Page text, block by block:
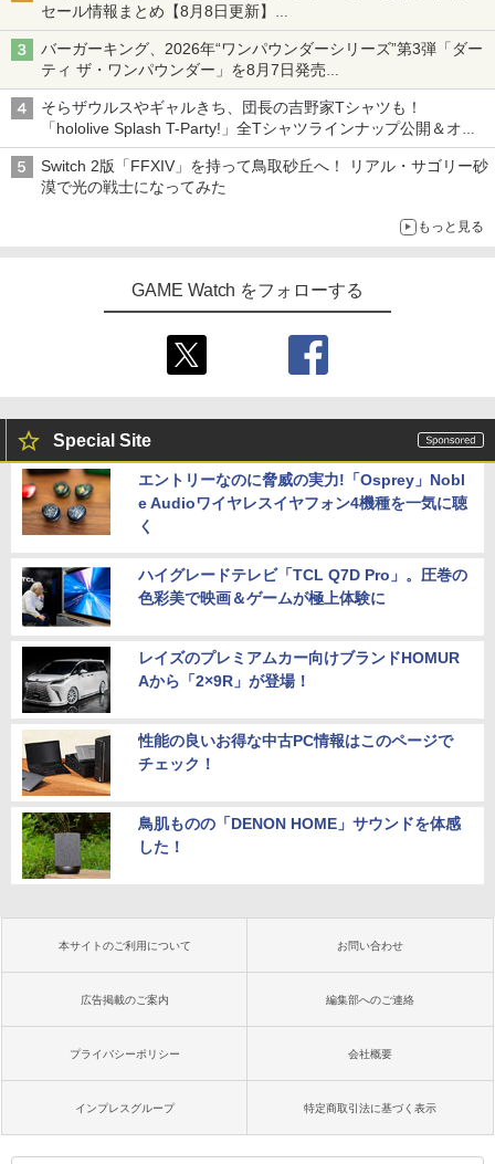
セール情報まとめ【8月8日更新】
ニンテンドーeショップでは「大神 絶景版」が67%オフで990円
バーガーキング、2026年“ワンパウンダーシリーズ”第3弾「ダー
ティ ザ・ワンパウンダー」を8月7日発売
「特製ガーリックマヨソース」を使用した超大型チーズバーガー
そらザウルスやギャルきち、団長の吉野家Tシャツも！
「hololive Splash T-Party!」全Tシャツラインナップ公開＆オン
ライン販売開始
Switch 2版「FFXIV」を持って鳥取砂丘へ！ リアル・サゴリー砂
漠で光の戦士になってみた
もっと見る
GAME Watch をフォローする
Special Site
エントリーなのに脅威の実力!「Osprey」Nobl
e Audioワイヤレスイヤフォン4機種を一気に聴
く
ハイグレードテレビ「TCL Q7D Pro」。圧巻の
色彩美で映画＆ゲームが極上体験に
レイズのプレミアムカー向けブランドHOMUR
Aから「2×9R」が登場！
性能の良いお得な中古PC情報はこのページで
チェック！
鳥肌ものの「DENON HOME」サウンドを体感
した！
本サイトのご利用について お問い合わせ
広告掲載のご案内 編集部へのご連絡
プライバシーポリシー 会社概要
インプレスグループ 特定商取引法に基づく表示